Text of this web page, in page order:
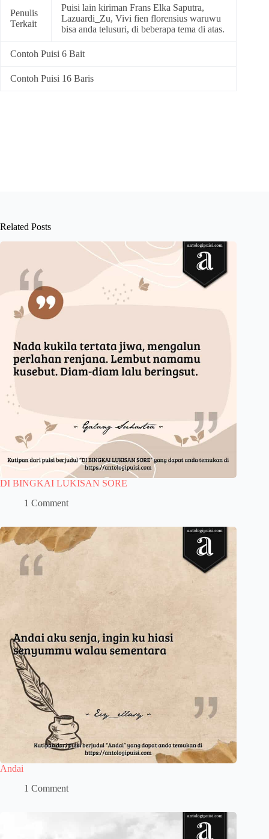
Penulis
Terkait
Puisi lain kiriman Frans Elka Saputra,
Lazuardi_Zu, Vivi fien florensius waruwu
bisa anda telusuri, di beberapa tema di atas.
Contoh Puisi 6 Bait
Contoh Puisi 16 Baris
Related Posts
DI BINGKAI LUKISAN SORE
1 Comment
Andai
1 Comment